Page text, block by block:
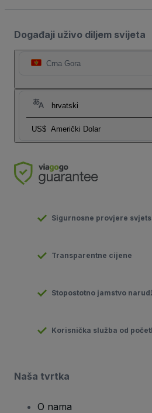
Događaji uživo diljem svijeta
Crna Gora
hrvatski
US$ Američki Dolar
Sigurnosne provjere
Transparentne cijene
Stopostotno jamstvo
Korisnička služba od
Naša tvrtka
O nama